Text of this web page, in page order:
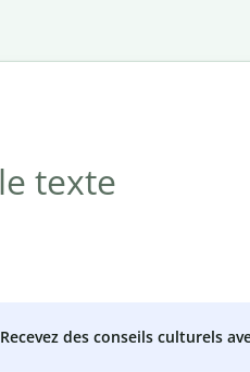
Recevez des conseils culturels